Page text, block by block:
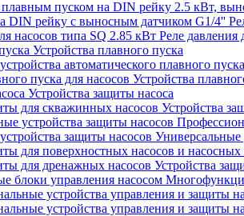
Реле давления
Устройства плавного пуска
Устройства
Устройства защиты насоса
Устройства
Универсальные
Устройства